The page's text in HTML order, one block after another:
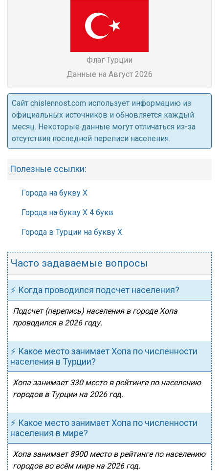
Флаг Турции
Данные на Август 2026
Cайт chislennost.com использует информацию из
официальных источников и обновляется каждый
месяц. Некоторые данные могут отличаться из-за
отсутствия последней переписи населения.
Полезные ссылки:
Города на букву Х
Города на букву Х 4 букв
Города в Турции на букву Х
Часто задаваемые вопросы
⚡ Когда проводился подсчет населения?
Подсчет (перепись) населения в городе Хопа
проводился в 2026 году.
⚡ Какое место занимает Хопа по численности
населения в Турции?
Хопа занимает 330 место в рейтинге по населению
городов в Турции на 2026 год.
⚡ Какое место занимает Хопа по численности
населения в мире?
Хопа занимает 8900 место в рейтинге по населению
городов во всём мире на 2026 год.